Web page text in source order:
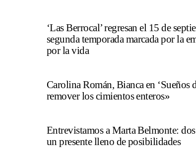
‘Las Berrocal’ regresan el 15 de
segunda temporada marcada por la
por la vida
Carolina Román, Bianca en ‘Sueños
remover los cimientos enteros»
Entrevistamos a Marta Belmonte:
un presente lleno de posibilidades